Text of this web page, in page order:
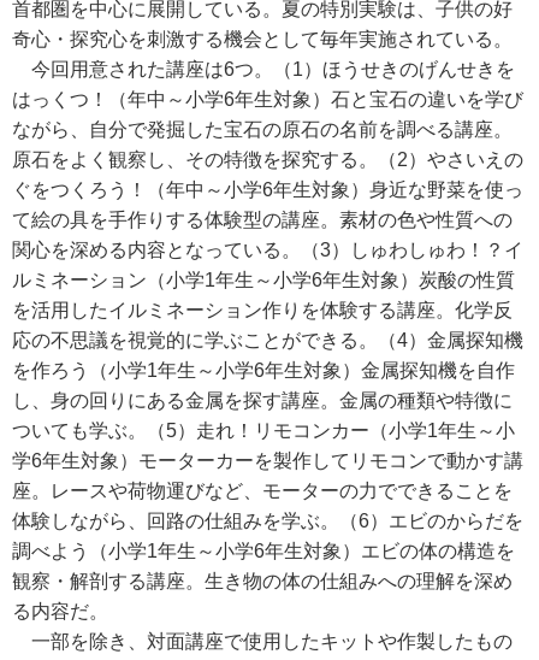
首都圏を中心に展開している。夏の特別実験は、子供の好
奇心・探究心を刺激する機会として毎年実施されている。
今回用意された講座は6つ。（1）ほうせきのげんせきを
はっくつ！（年中～小学6年生対象）石と宝石の違いを学び
ながら、自分で発掘した宝石の原石の名前を調べる講座。
原石をよく観察し、その特徴を探究する。（2）やさいえの
ぐをつくろう！（年中～小学6年生対象）身近な野菜を使っ
て絵の具を手作りする体験型の講座。素材の色や性質への
関心を深める内容となっている。（3）しゅわしゅわ！？イ
ルミネーション（小学1年生～小学6年生対象）炭酸の性質
を活用したイルミネーション作りを体験する講座。化学反
応の不思議を視覚的に学ぶことができる。（4）金属探知機
を作ろう（小学1年生～小学6年生対象）金属探知機を自作
し、身の回りにある金属を探す講座。金属の種類や特徴に
ついても学ぶ。（5）走れ！リモコンカー（小学1年生～小
学6年生対象）モーターカーを製作してリモコンで動かす講
座。レースや荷物運びなど、モーターの力でできることを
体験しながら、回路の仕組みを学ぶ。（6）エビのからだを
調べよう（小学1年生～小学6年生対象）エビの体の構造を
観察・解剖する講座。生き物の体の仕組みへの理解を深め
る内容だ。
一部を除き、対面講座で使用したキットや作製したもの